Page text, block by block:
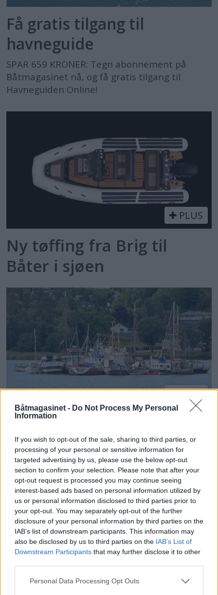
Båtmagasinet - Do Not Process My Personal
Information
If you wish to opt-out of the sale, sharing to third parties, or
processing of your personal or sensitive information for
targeted advertising by us, please use the below opt-out
section to confirm your selection. Please note that after your
opt-out request is processed you may continue seeing
interest-based ads based on personal information utilized by
us or personal information disclosed to third parties prior to
your opt-out. You may separately opt-out of the further
disclosure of your personal information by third parties on the
IAB’s list of downstream participants. This information may
also be disclosed by us to third parties on the IAB’s List of
Downstream Participants that may further disclose it to other
Personal Data Processing Opt Outs
Få gratis tilgang til
havneguide
SPAR 659 KRONER: Tegn abonnement på
Båtmagasinet nå, og få gratis tilgang til
Havneguiden Online!
PLUS
Ny tøffing fra Brig til
Båter i sjøen
PLUS
Siste havn for
slepemannen
PLUS